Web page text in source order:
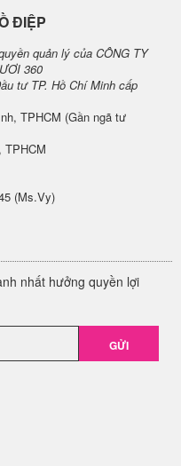
ĐIỆP
quản lý của CÔNG TY
360
tư TP. Hồ Chí Minh cấp
TPHCM (Gần ngã tư
TPHCM
(Ms.Vy)
nhất hưởng quyền lợi
GỬI